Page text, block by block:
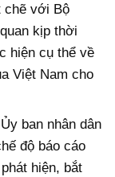
chẽ với Bộ
kịp thời
hiện cụ thể về
Việt Nam cho
ban nhân dân
độ báo cáo
hiện, bắt